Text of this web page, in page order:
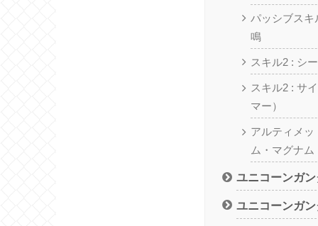
パッシブスキ
鳴
スキル2 : シ
スキル2 : サ
マー）
アルティメッ
ム・マグナム
ユニコーンガ
ユニコーンガ